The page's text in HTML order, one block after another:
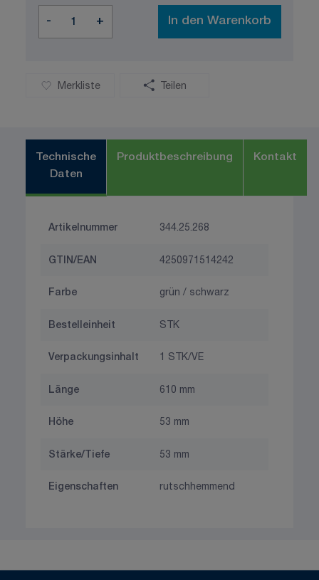
- + In den Warenkorb
Merkliste Teilen
Technische
Daten
Produktbeschreibung Kontakt
Artikelnummer 344.25.268
GTIN/EAN 4250971514242
Farbe grün / schwarz
Bestelleinheit STK
Verpackungsinhalt 1 STK/VE
Länge 610 mm
Höhe 53 mm
Stärke/Tiefe 53 mm
Eigenschaften rutschhemmend